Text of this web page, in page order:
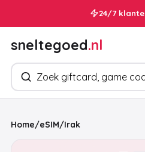
24/7
sneltegoed.nl
Zoek producten
Home/eSIM/Irak